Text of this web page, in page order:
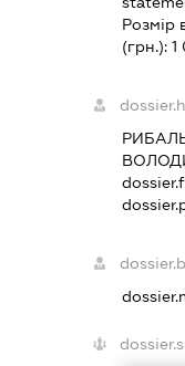
Розмір
(грн.):1